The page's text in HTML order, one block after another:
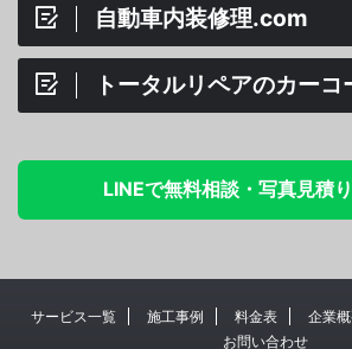
自動車内装修理.com
トータルリペアのカー
LINEで無料相談・写真見積
サービス一覧 施工事例 料金表 企業
お問い合わせ